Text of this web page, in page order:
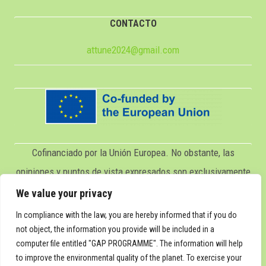
We value your privacy
In compliance with the law, you are hereby informed that if you do
not object, the information you provide will be included in a
computer file entitled "GAP PROGRAMME". The information will help
to improve the environmental quality of the planet. To exercise your
CONTACTO
attune2024@gmail.com
Cofinanciado por la Unión Europea. No obstante, las
opiniones y puntos de vista expresados son exclusivamente
los del autor o autores y no reflejan necesariamente los de
la Unión Europea ni los del Servicio Español para la
Internacionalización de la Educación (SEPIE). Ni la Unión
Europea ni el SEPIE pueden ser considerados responsables